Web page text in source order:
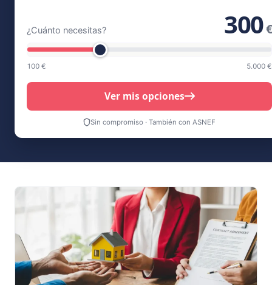
¿Cuánto necesitas? 300€
100 € 5.000 €
Ver mis opciones
Sin compromiso · También con ASNEF